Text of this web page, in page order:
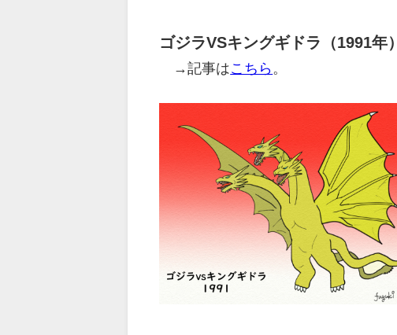
ゴジラVSキングギドラ（1991年）
→記事はこちら 。